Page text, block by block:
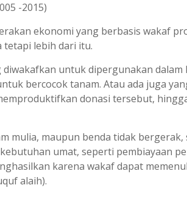
-2015)
ekonomi yang berbasis wakaf
tetapi lebih dari itu.
untuk dipergunakan
bercocok tanam. Atau ada juga
donasi tersebut,
mulia, maupun benda tidak
umat, seperti pembiayaan
karena wakaf dapat
alaih).